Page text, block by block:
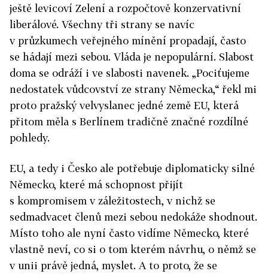
ještě levicoví Zelení a rozpočtově konzervativní
liberálové. Všechny tři strany se navíc
v průzkumech veřejného mínění propadají, často
se hádají mezi sebou. Vláda je nepopulární. Slabost
doma se odráží i ve slabosti navenek. „Pociťujeme
nedostatek vůdcovství ze strany Německa,“ řekl mi
proto pražský velvyslanec jedné země EU, která
přitom měla s Berlínem tradičně značné rozdílné
pohledy.
EU, a tedy i Česko ale potřebuje diplomaticky silné
Německo, které má schopnost přijít
s kompromisem v záležitostech, v nichž se
sedmadvacet členů mezi sebou nedokáže shodnout.
Místo toho ale nyní často vidíme Německo, které
vlastně neví, co si o tom kterém návrhu, o němž se
v unii právě jedná, myslet. A to proto, že se